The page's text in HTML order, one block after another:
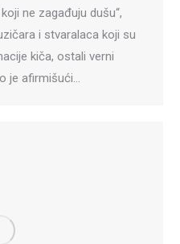
ne zagađuju dušu“,
i stvaralaca koji su
kiča, ostali verni
je afirmišući…